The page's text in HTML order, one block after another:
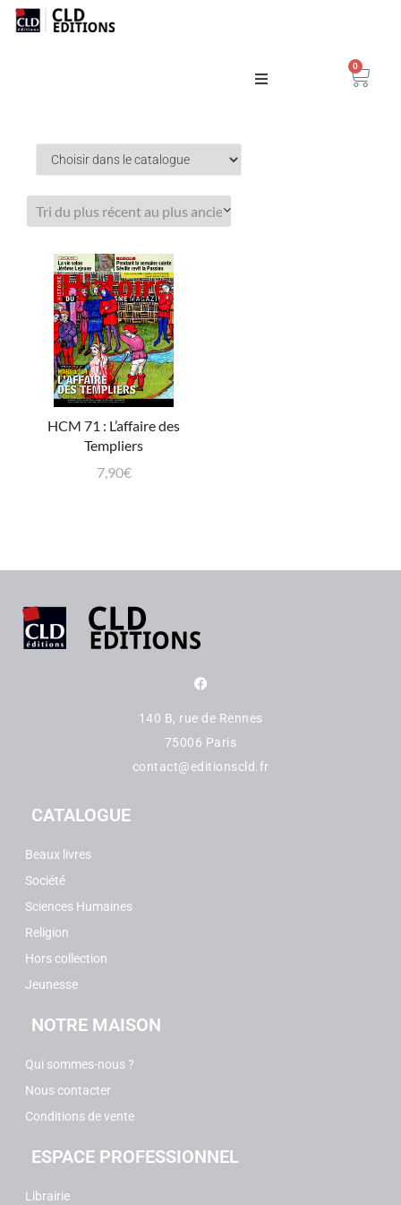
La Maison
0
HCM 71 : L’affaire des
Templiers
7,90€
140 B, rue de Rennes
75006 Paris
contact@editionscld.fr
CATALOGUE
Beaux livres
Société
Sciences Humaines
Religion
Hors collection
Jeunesse
NOTRE MAISON
Qui sommes-nous ?
Nous contacter
Conditions de vente
ESPACE PROFESSIONNEL
Librairie